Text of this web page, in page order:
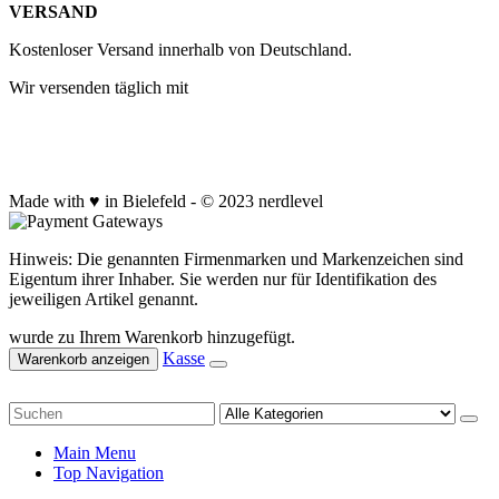
VERSAND
Kostenloser Versand innerhalb von Deutschland.
Wir versenden täglich mit
Made with ♥ in Bielefeld - © 2023 nerdlevel
Hinweis: Die genannten Firmenmarken und Markenzeichen sind
Eigentum ihrer Inhaber. Sie werden nur für Identifikation des
jeweiligen Artikel genannt.
wurde zu Ihrem Warenkorb hinzugefügt.
Warenkorb anzeigen Kasse
Main Menu
Top Navigation